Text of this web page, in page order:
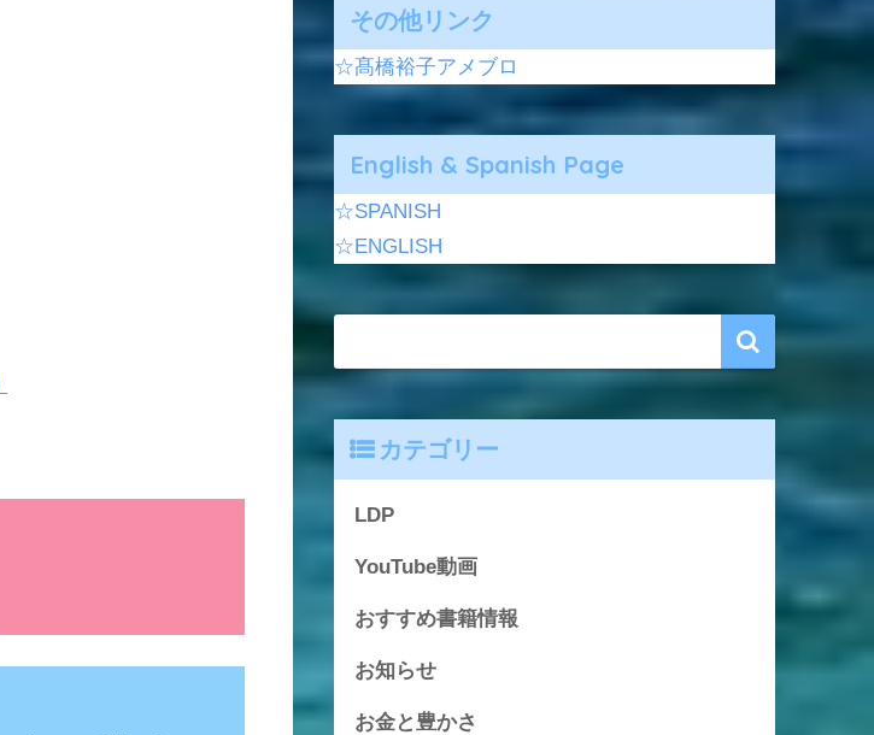
その他リンク
☆髙橋裕子アメブロ
English & Spanish Page
☆SPANISH
☆ENGLISH
カテゴリー
LDP
YouTube動画
おすすめ書籍情報
お知らせ
お金と豊かさ